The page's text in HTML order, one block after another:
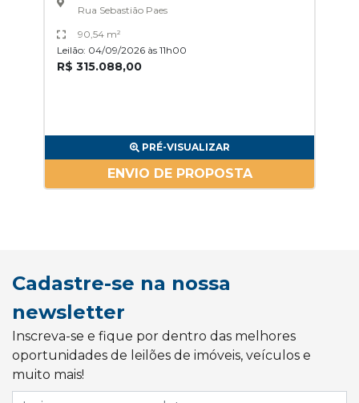
Rua Sebastião Paes
90,54 m²
Leilão: 04/09/2026 às 11h00
R$ 315.088,00
PRÉ-VISUALIZAR
ENVIO DE PROPOSTA
Cadastre-se na nossa
newsletter
Inscreva-se e fique por dentro das melhores
oportunidades de leilões de imóveis, veículos e
muito mais!